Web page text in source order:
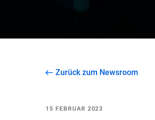
Zurück zum Newsroom
15 FEBRUAR 2023